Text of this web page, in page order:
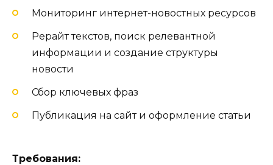
Мониторинг интернет-новостных ресурсов
Рерайт текстов, поиск релевантной
информации и создание структуры
новости
Сбор ключевых фраз
Публикация на сайт и оформление статьи
Требования: